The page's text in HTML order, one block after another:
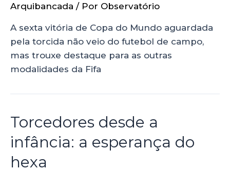
Arquibancada / Por Observatório
A sexta vitória de Copa do Mundo aguardada
pela torcida não veio do futebol de campo,
mas trouxe destaque para as outras
modalidades da Fifa
Torcedores desde a
infância: a esperança do
hexa